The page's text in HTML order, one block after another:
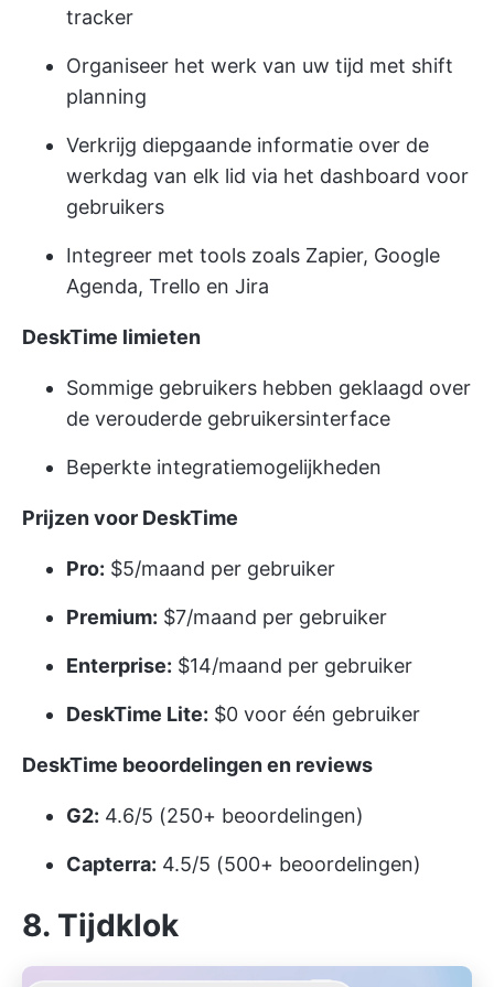
tracker
Organiseer het werk van uw tijd met shift
planning
Verkrijg diepgaande informatie over de
werkdag van elk lid via het dashboard voor
gebruikers
Integreer met tools zoals Zapier, Google
Agenda, Trello en Jira
DeskTime limieten
Sommige gebruikers hebben geklaagd over
de verouderde gebruikersinterface
Beperkte integratiemogelijkheden
Prijzen voor DeskTime
Pro: $5/maand per gebruiker
Premium: $7/maand per gebruiker
Enterprise: $14/maand per gebruiker
DeskTime Lite: $0 voor één gebruiker
DeskTime beoordelingen en reviews
G2: 4.6/5 (250+ beoordelingen)
Capterra: 4.5/5 (500+ beoordelingen)
8. Tijdklok